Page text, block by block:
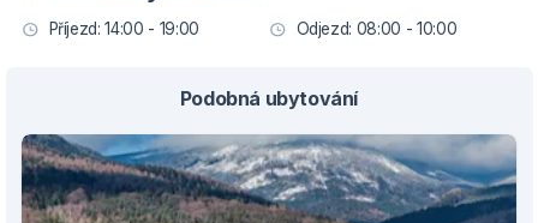
Příjezd: 14:00 - 19:00 Odjezd: 08:00 - 10:00
Podobná ubytování